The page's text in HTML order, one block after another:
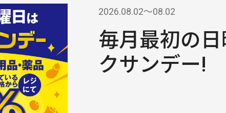
2026.08.02〜08.02
毎月最初の
クサンデー!